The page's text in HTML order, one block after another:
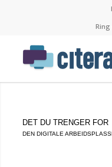
Ring
DET DU TRENGER FOR
DEN DIGITALE